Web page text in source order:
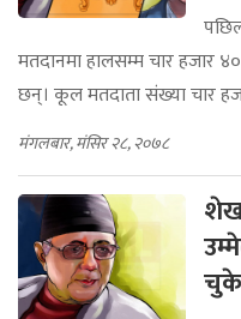
मतदानमा हालसम्म चार
छन्। कूल मतदाता संख्या चार
मंगलबार, मंसिर २८, २०७८